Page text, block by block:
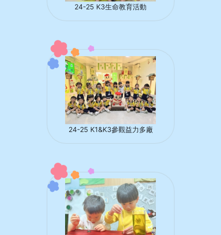
24-25 K3生命教育活動
24-25 K1&K3參觀益力多廠